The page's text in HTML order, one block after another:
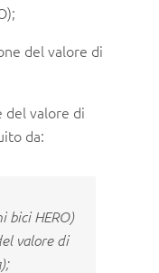
del valore di
del valore di
da:
bici HERO)
valore di